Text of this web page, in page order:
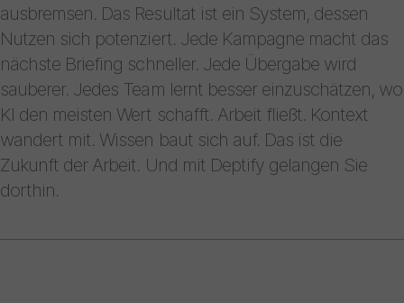
ausbremsen. Das Resultat ist ein System, dessen
Nutzen sich potenziert. Jede Kampagne macht das
nächste Briefing schneller. Jede Übergabe wird
sauberer. Jedes Team lernt besser einzuschätzen, wo
KI den meisten Wert schafft. Arbeit fließt. Kontext
wandert mit. Wissen baut sich auf. Das ist die
Zukunft der Arbeit. Und mit Deptify gelangen Sie
dorthin.